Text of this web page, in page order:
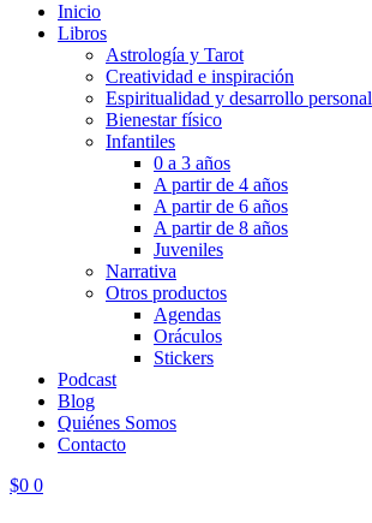
Inicio
Libros
Astrología y Tarot
Creatividad e inspiración
Espiritualidad y desarrollo personal
Bienestar físico
Infantiles
0 a 3 años
A partir de 4 años
A partir de 6 años
A partir de 8 años
Juveniles
Narrativa
Otros productos
Agendas
Oráculos
Stickers
Podcast
Blog
Quiénes Somos
Contacto
$0 0